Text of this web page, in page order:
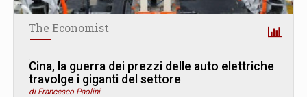
The Economist
Cina, la guerra dei prezzi delle auto elettriche
travolge i giganti del settore
di Francesco Paolini